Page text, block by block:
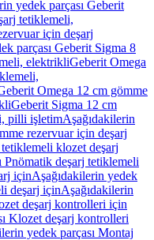
yedek parçası Geberit
tetiklemeli,
için deşarj
parçası Geberit Sigma 8
elektrikliGeberit Omega
Omega 12 cm gömme
Geberit Sigma 12 cm
pilli işletimAşağıdakilerin
rezervuar için deşarj
klozet deşarj
Pnömatik deşarj tetiklemeli
içinAşağıdakilerin yedek
deşarj içinAşağıdakilerin
deşarj kontrolleri için
Klozet deşarj kontrolleri
yedek parçası Montaj